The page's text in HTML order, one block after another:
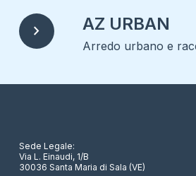
chevron_right AZ URBAN
Arredo urbano e
Sede Legale:
Via L. Einaudi, 1/B
30036 Santa Maria di Sala (VE)